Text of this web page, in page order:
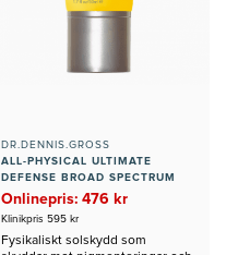
DR.DENNIS.GROSS
ALL-PHYSICAL ULTIMATE
DEFENSE BROAD SPECTRUM
SUNSCREEN SPF 50
Onlinepris: 476 kr
Klinikpris 595 kr
Fysikaliskt solskydd som